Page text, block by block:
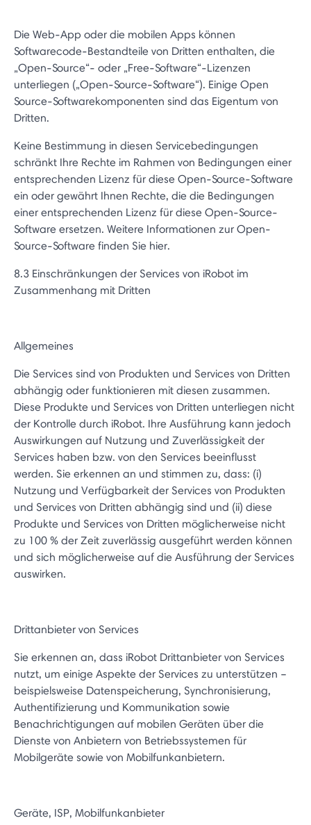
Die Web-App oder die mobilen Apps können
Softwarecode-Bestandteile von Dritten enthalten, die
„Open-Source“- oder „Free-Software“-Lizenzen
unterliegen („Open-Source-Software“). Einige Open
Source-Softwarekomponenten sind das Eigentum von
Dritten.
Keine Bestimmung in diesen Servicebedingungen
schränkt Ihre Rechte im Rahmen von Bedingungen einer
entsprechenden Lizenz für diese Open-Source-Software
ein oder gewährt Ihnen Rechte, die die Bedingungen
einer entsprechenden Lizenz für diese Open-Source-
Software ersetzen. Weitere Informationen zur Open-
Source-Software finden Sie hier.
8.3 Einschränkungen der Services von iRobot im
Zusammenhang mit Dritten
Allgemeines
Die Services sind von Produkten und Services von Dritten
abhängig oder funktionieren mit diesen zusammen.
Diese Produkte und Services von Dritten unterliegen nicht
der Kontrolle durch iRobot. Ihre Ausführung kann jedoch
Auswirkungen auf Nutzung und Zuverlässigkeit der
Services haben bzw. von den Services beeinflusst
werden. Sie erkennen an und stimmen zu, dass: (i)
Nutzung und Verfügbarkeit der Services von Produkten
und Services von Dritten abhängig sind und (ii) diese
Produkte und Services von Dritten möglicherweise nicht
zu 100 % der Zeit zuverlässig ausgeführt werden können
und sich möglicherweise auf die Ausführung der Services
auswirken.
Drittanbieter von Services
Sie erkennen an, dass iRobot Drittanbieter von Services
nutzt, um einige Aspekte der Services zu unterstützen –
beispielsweise Datenspeicherung, Synchronisierung,
Authentifizierung und Kommunikation sowie
Benachrichtigungen auf mobilen Geräten über die
Dienste von Anbietern von Betriebssystemen für
Mobilgeräte sowie von Mobilfunkanbietern.
Geräte, ISP, Mobilfunkanbieter